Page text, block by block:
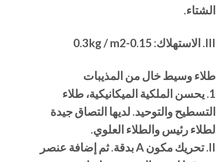
الشتاء.
III. الاستهلاك: 0.15-0.3kg / m2
طلاء وسيط خال من المذيبات
1. يحسن الملكية الميكانيكية، طلاء
التسطيح والتوحيد. لديها التصاق جيدة
لطلاء رئيس والطلاء العلوي.
II. تحريك مكون A بدقة. ثم إضافة عنصر